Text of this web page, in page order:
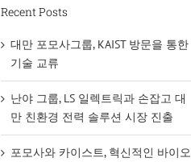
Recent Posts
대만 포모사그룹, KAIST 방문을 통한
기술 교류
난야 그룹, LS 일렉트릭과 손잡고 대
만 친환경 전력 솔루션 시장 진출
포모사와 카이스트, 혁신적인 바이오